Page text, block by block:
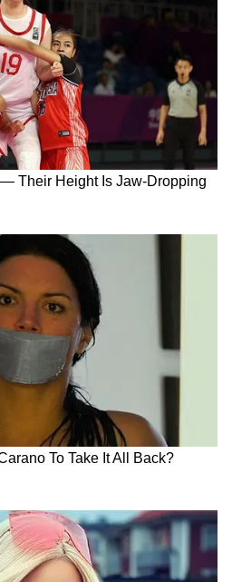
पर प्रकाश
'डिजिटल ब्रेन प्रोजेक्ट' का
हाल ही में ओपन न्यूरोसाइंस
के लिए 5 मिलियन अमेरिकी
की थी। (एएनआई)
this story has
Asianetnews Editorial
from a syndicated